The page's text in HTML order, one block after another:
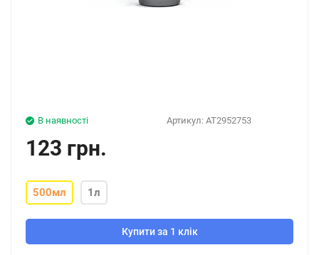
Артикул: AT2952753
В наявності
123 грн.
500мл 1л
Купити за 1 клік